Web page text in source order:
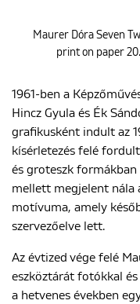
Maurer Dóra Seven
print on paper
1961-ben a
Hincz Gyula és Ék
grafikusként indult az
kísérletezés felé
és groteszk formákban
mellett megjelent nála
motívuma, amely
szervezőelve lett.
Az évtized vége felé
eszköztárát fotókkal
a hetvenes években